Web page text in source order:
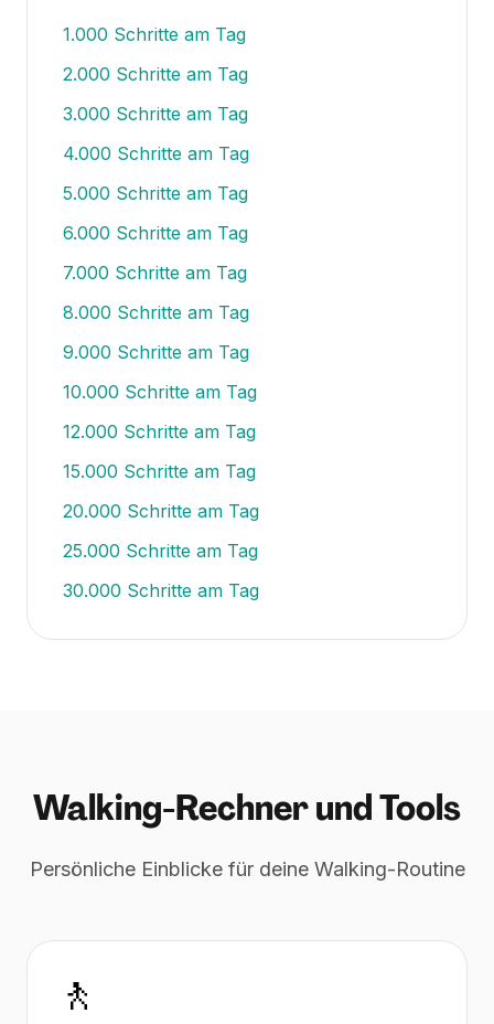
1.000 Schritte am Tag
2.000 Schritte am Tag
3.000 Schritte am Tag
4.000 Schritte am Tag
5.000 Schritte am Tag
6.000 Schritte am Tag
7.000 Schritte am Tag
8.000 Schritte am Tag
9.000 Schritte am Tag
10.000 Schritte am Tag
12.000 Schritte am Tag
15.000 Schritte am Tag
20.000 Schritte am Tag
25.000 Schritte am Tag
30.000 Schritte am Tag
Walking-Rechner und Tools
Persönliche Einblicke für deine Walking-Routine
🚶